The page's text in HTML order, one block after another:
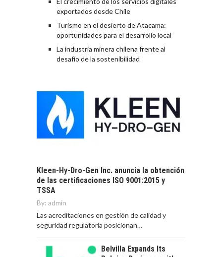
exportados desde Chile
Turismo en el desierto de Atacama:
oportunidades para el desarrollo local
La industria minera chilena frente al
desafío de la sostenibilidad
Kleen-Hy-Dro-Gen Inc. anuncia la obtención
de las certificaciones ISO 9001:2015 y
TSSA
By: admin
Las acreditaciones en gestión de calidad y
seguridad regulatoria posicionan…
Belvilla Expands Its